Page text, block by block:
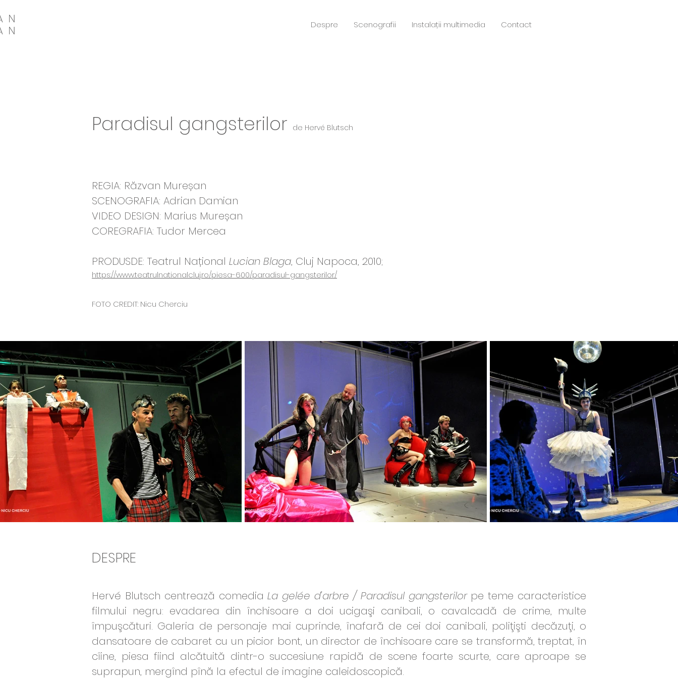
Despre Scenografii Instalații multimedia Contact
Paradisul gangsterilor de Hervé Blutsch
REGIA: Răzvan Mureșan
SCENOGRAFIA: Adrian Damian
VIDEO DESIGN: Marius Mureșan
COREGRAFIA: Tudor Mercea
PRODUSDE: Teatrul Național Lucian Blaga, Cluj Napoca, 2010;
https://www.teatrulnationalcluj.ro/piesa-600/paradisul-gangsterilor/
FOTO CREDIT: Nicu Cherciu
DESPRE
Hervé Blutsch centrează comediaLa gelée d'arbre / Paradisul gangsterilorpe teme caracteristice
filmului negru: evadarea din închisoare a doi ucigaşi canibali, o cavalcadă de crime, multe
împuşcături. Galeria de personaje mai cuprinde, înafară de cei doi canibali, poliţişti decăzuţi, o
dansatoare de cabaret cu un picior bont, un director de închisoare care se transformă, treptat, în
cîine, piesa fiind alcătuită dintr-o succesiune rapidă de scene foarte scurte, care aproape se
suprapun, mergînd pînă la efectul de imagine caleidoscopică.